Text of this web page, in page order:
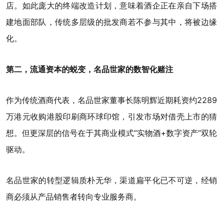
店。如此庞大的终端改造计划，意味着酒企正在亲自下场搭
建地面部队，传统多层级的批发商若不参与其中，将被边缘
化。
第二，流通资本的蜕变，名品世家的数智化赌注
作为传统酒商代表，名品世家董事长陈明辉近期耗资约2289
万港元收购港股印刷商环球印馆，引发市场对借壳上市的猜
想。但更深层的信号在于其商业模式“实物酒+数字资产”双轮
驱动。
名品世家的转型逻辑质朴无华，渠道扁平化已不可逆，经销
商必须从产品销售者转向专业服务商。